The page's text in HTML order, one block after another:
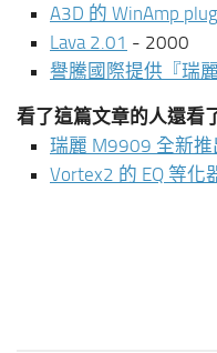
A3D 的 WinAmp
Lava 2.01 - 2000
譽騰國際提供『瑞
看了這篇文章的人還看
瑞麗 M9909 全新推
Vortex2 的 EQ 等化